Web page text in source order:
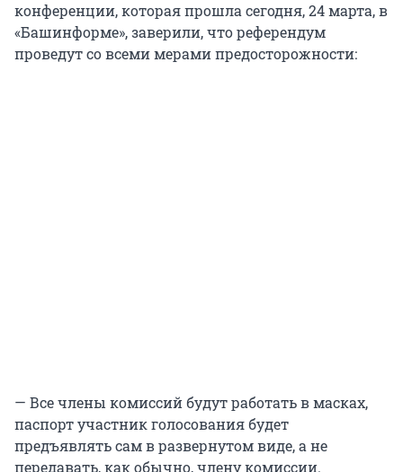
конференции, которая прошла сегодня, 24 марта, в
«Башинформе», заверили, что референдум
проведут со всеми мерами предосторожности:
— Все члены комиссий будут работать в масках,
паспорт участник голосования будет
предъявлять сам в развернутом виде, а не
передавать, как обычно, члену комиссии.